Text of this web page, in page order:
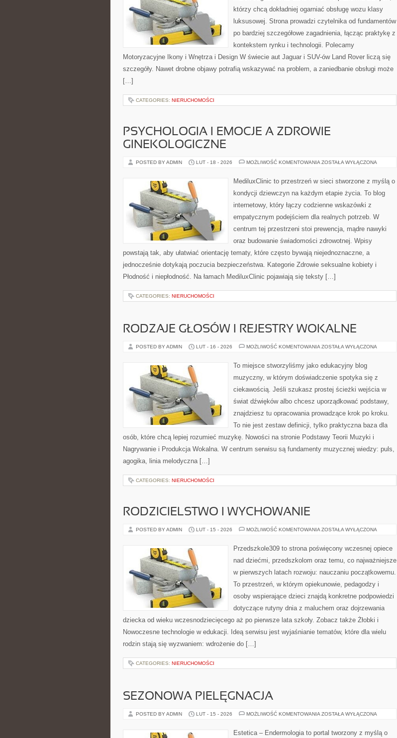
którzy chcą dokładniej ogarniać obsługę wozu klasy
luksusowej. Strona prowadzi czytelnika od fundamentów
po bardziej szczegółowe zagadnienia, łącząc praktykę z
kontekstem rynku i technologii. Polecamy
Motoryzacyjne Ikony i Wnętrza i Design W świecie aut Jaguar i SUV-ów Land Rover liczą się
szczegóły. Nawet drobne objawy potrafią wskazywać na problem, a zaniedbanie obsługi może
[…]
CATEGORIES: NIERUCHOMOŚCI
PSYCHOLOGIA I EMOCJE A ZDROWIE
GINEKOLOGICZNE
POSTED BY ADMIN LUT - 18 - 2026 MOŻLIWOŚĆ KOMENTOWANIA PSYCHOLOGIA
A
ZDROWIE
ZOSTAŁA WYŁĄCZONA
MediluxClinic to przestrzeń w sieci stworzone z myślą o
kondycji dziewczyn na każdym etapie życia. To blog
internetowy, który łączy codzienne wskazówki z
empatycznym podejściem dla realnych potrzeb. W
centrum tej przestrzeni stoi prewencja, mądre nawyki
oraz budowanie świadomości zdrowotnej. Wpisy
powstają tak, aby ułatwiać orientację tematy, które często bywają niejednoznaczne, a
jednocześnie dotykają poczucia bezpieczeństwa. Kategorie Zdrowie seksualne kobiety i
Płodność i niepłodność. Na łamach MediluxClinic pojawiają się teksty […]
CATEGORIES: NIERUCHOMOŚCI
RODZAJE GŁOSÓW I REJESTRY WOKALNE
POSTED BY ADMIN LUT - 16 - 2026 MOŻLIWOŚĆ KOMENTOWANIA RODZAJE
REJESTRY
WOKALNE
ZOSTAŁA WYŁĄCZONA
To miejsce stworzyliśmy jako edukacyjny blog
muzyczny, w którym doświadczenie spotyka się z
ciekawością. Jeśli szukasz prostej ścieżki wejścia w
świat dźwięków albo chcesz uporządkować podstawy,
znajdziesz tu opracowania prowadzące krok po kroku.
To nie jest zestaw definicji, tylko praktyczna baza dla
osób, które chcą lepiej rozumieć muzykę. Nowości na stronie Podstawy Teorii Muzyki i
Nagrywanie i Produkcja Wokalna. W centrum serwisu są fundamenty muzycznej wiedzy: puls,
agogika, linia melodyczna […]
CATEGORIES: NIERUCHOMOŚCI
RODZICIELSTWO I WYCHOWANIE
POSTED BY ADMIN LUT - 15 - 2026 MOŻLIWOŚĆ KOMENTOWANIA RODZICIELSTWO
ZOSTAŁA WYŁĄCZONA
Przedszkole309 to strona poświęcony wczesnej opiece
nad dziećmi, przedszkolom oraz temu, co najważniejsze
w pierwszych latach rozwoju: nauczaniu początkowemu.
To przestrzeń, w którym opiekunowie, pedagodzy i
osoby wspierające dzieci znajdą konkretne podpowiedzi
dotyczące rutyny dnia z maluchem oraz dojrzewania
dziecka od wieku wczesnodziecięcego aż po pierwsze lata szkoły. Zobacz także Żłobki i
Nowoczesne technologie w edukacji. Ideą serwisu jest wyjaśnianie tematów, które dla wielu
rodzin stają się wyzwaniem: wdrożenie do […]
CATEGORIES: NIERUCHOMOŚCI
SEZONOWA PIELĘGNACJA
POSTED BY ADMIN LUT - 15 - 2026 MOŻLIWOŚĆ KOMENTOWANIA SEZONOWA
ZOSTAŁA WYŁĄCZONA
Estetica – Endermologia to portal tworzony z myślą o